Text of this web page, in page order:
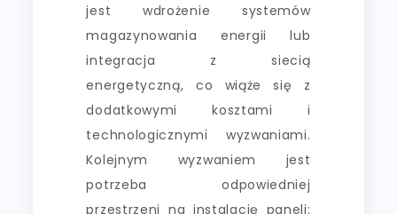
jest wdrożenie systemów
magazynowania energii lub
integracja z siecią
energetyczną, co wiąże się z
dodatkowymi kosztami i
technologicznymi wyzwaniami.
Kolejnym wyzwaniem jest
potrzeba odpowiedniej
przestrzeni na instalację paneli;